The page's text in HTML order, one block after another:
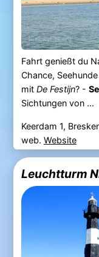
Fahrt genießt du
Chance,
mit De Festijn? -
Sichtungen von ...
Keerdam 1,
web. Website
Leuchtturm